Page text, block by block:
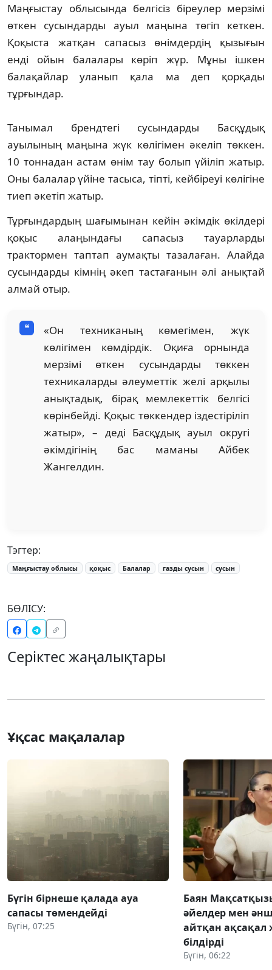
Маңғыстау облысында белгісіз біреулер мерзімі
өткен сусындарды ауыл маңына төгіп кеткен.
Қоқыста жатқан сапасыз өнімдердің қызығын
енді ойын балалары көріп жүр. Мұны ішкен
балақайлар уланып қала ма деп қорқады
тұрғындар.
Танымал брендтегі сусындарды Басқұдық
ауылының маңына жүк көлігімен әкеліп төккен.
10 тоннадан астам өнім тау болып үйіліп жатыр.
Оны балалар үйіне тасыса, тіпті, кейбіреуі көлігіне
тиеп әкетіп жатыр.
Тұрғындардың шағымынан кейін әкімдік өкілдері
қоқыс алаңындағы сапасыз тауарларды
трактормен таптап аумақты тазалаған. Алайда
сусындарды кімнің әкеп тастағанын әлі анықтай
алмай отыр.
«Он техниканың көмегімен, жүк
көлігімен көмдірдік. Оқиға орнында
мерзімі өткен сусындарды төккен
техникаларды әлеуметтік желі арқылы
анықтадық, бірақ мемлекеттік белгісі
көрінбейді. Қоқыс төккендер іздестіріліп
жатыр», – деді Басқұдық ауыл округі
әкімдігінің бас маманы Айбек
Жангелдин.
Тэгтер:
Маңғыстау облысы қоқыс Балалар газды сусын сусын
БӨЛІСУ:
Серіктес жаңалықтары
Ұқсас мақалалар
Бүгін бірнеше қалада ауа
сапасы төмендейді
Бүгін, 07:25
Баян
әйелдер мен
айтқан ақсақал
білдірді
Бүгін, 06:22